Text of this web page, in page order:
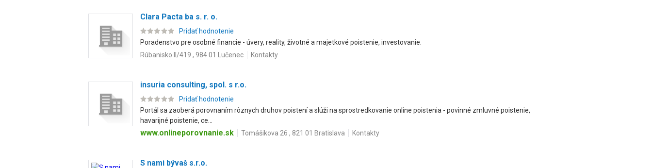
Clara Pacta ba s. r. o.
Pridať hodnotenie
Poradenstvo pre osobné financie - úvery, reality, životné a majetkové poistenie, investovanie.
Rúbanisko II/419 , 984 01 Lučenec
Kontakty
insuria consulting, spol. s r.o.
Pridať hodnotenie
Portál sa zaoberá porovnaním rôznych druhov poistení a slúži na sprostredkovanie online poistenia - povinné zmluvné poistenie,
havarijné poistenie, ce...
www.onlineporovnanie.sk Tomášikova 26 , 821 01 Bratislava Kontakty
S nami bývaš s.r.o.